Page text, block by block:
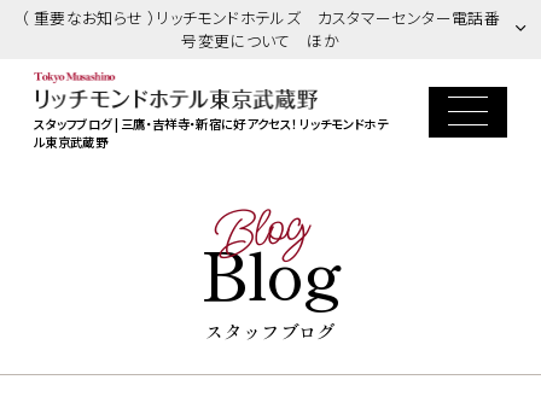
（ 重要なお知らせ ）リッチモンドホテルズ カスタマーセンター電話番
号変更について ほか
スタッフブログ | 三鷹・吉祥寺・新宿に好アクセス！ リッチモンドホテ
ル東京武蔵野
Blog
Blog
スタッフブログ